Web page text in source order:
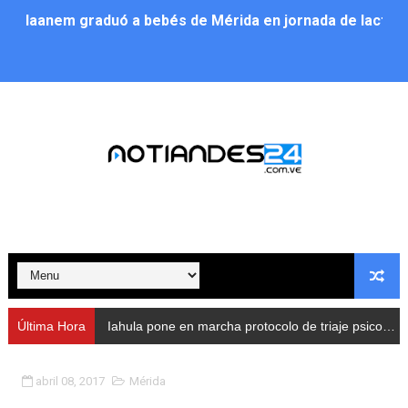
Iaanem graduó a bebés de Mérida en jornada de
Alcalde Nelson Álvarez llevó jornada recreativa a la
Nevado Gas optimiza servicio residencial en la
Balance semestral impulsa inclusión y atención a
Plan Vacacional Comunitario “Ríe 2026” recorre las
Alcaldía del Municipio Libertador realizó una jornada
Última Hora Iahula pone en marcha protocolo de triaje psicosocial para atender a rescatistas
abril 08, 2017 Mérida